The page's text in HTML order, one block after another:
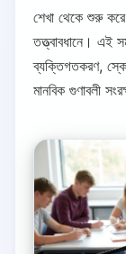
শেখা থেকে শুরু
তত্ত্বাবধানে। এই
ব্যক্তিগতকরণ,
মানবিক গুণাবলী